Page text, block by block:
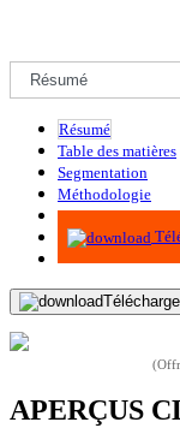
Résumé
Table des matières
Segmentation
Méthodologie
Infographie
APERÇUS